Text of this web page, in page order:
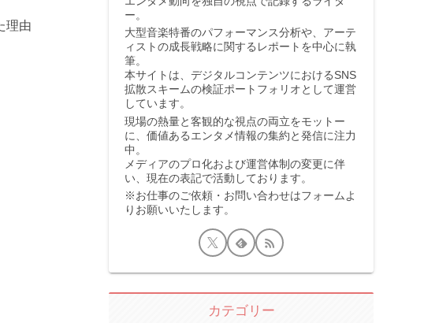
理由
ー。
大型音楽特番のパフォーマンス分析や、アーテ
ィストの成長戦略に関するレポートを中心に執
筆。
本サイトは、デジタルコンテンツにおけるSNS
拡散スキームの検証ポートフォリオとして運営
しています。
現場の熱量と客観的な視点の両立をモットー
に、価値あるエンタメ情報の集約と発信に注力
中。
メディアのプロ化および運営体制の変更に伴
い、現在の表記で活動しております。
※お仕事のご依頼・お問い合わせはフォームよ
りお願いいたします。
カテゴリー